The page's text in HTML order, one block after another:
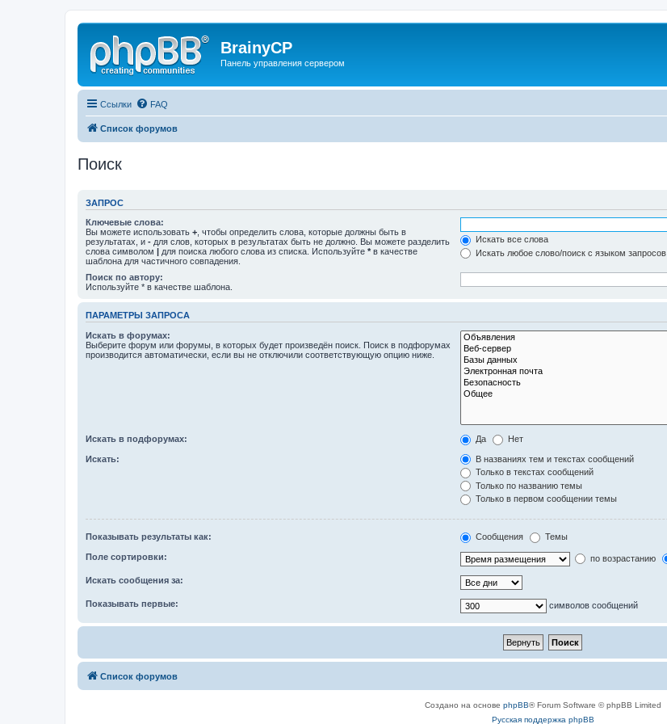
BrainyCP
Панель управления сервером
Ссылки FAQ
Список форумов
Поиск
ЗАПРОС
Ключевые слова:
Вы можете использовать + , чтобы определить слова, которые должны быть в
результатах, и - для слов, которых в результатах быть не должно. Вы можете разделить
слова символом | для поиска любого слова из списка. Используйте * в качестве
шаблона для частичного совпадения.
Искать все слова
Искать любое слово/поиск с языком запросов
Поиск по автору:
Используйте * в качестве шаблона.
ПАРАМЕТРЫ ЗАПРОСА
Искать в форумах:
Выберите форум или форумы, в которых будет произведён поиск. Поиск в подфорумах
производится автоматически, если вы не отключили соответствующую опцию ниже.
Искать в подфорумах: Да Нет
Искать:
В названиях тем и текстах сообщений
Только в текстах сообщений
Только по названию темы
Только в первом сообщении темы
Показывать результаты как: Сообщения Темы
Поле сортировки: по возрастанию
Искать сообщения за:
Показывать первые: символов сообщений
Список форумов
Создано на основе phpBB® Forum Software © phpBB Limited
Русская поддержка phpBB